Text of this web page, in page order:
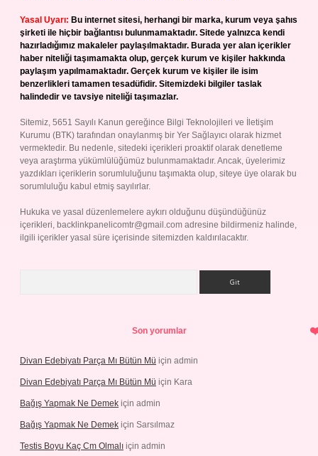
Yasal Uyarı: Bu internet sitesi, herhangi bir marka, kurum veya şahıs
şirketi ile hiçbir bağlantısı bulunmamaktadır. Sitede yalnızca kendi
hazırladığımız makaleler paylaşılmaktadır. Burada yer alan içerikler
haber niteliği taşımamakta olup, gerçek kurum ve kişiler hakkında
paylaşım yapılmamaktadır. Gerçek kurum ve kişiler ile isim
benzerlikleri tamamen tesadüfidir. Sitemizdeki bilgiler taslak
halindedir ve tavsiye niteliği taşımazlar.
Sitemiz, 5651 Sayılı Kanun gereğince Bilgi Teknolojileri ve İletişim
Kurumu (BTK) tarafından onaylanmış bir Yer Sağlayıcı olarak hizmet
vermektedir. Bu nedenle, sitedeki içerikleri proaktif olarak denetleme
veya araştırma yükümlülüğümüz bulunmamaktadır. Ancak, üyelerimiz
yazdıkları içeriklerin sorumluluğunu taşımakta olup, siteye üye olarak bu
sorumluluğu kabul etmiş sayılırlar.
Hukuka ve yasal düzenlemelere aykırı olduğunu düşündüğünüz
içerikleri, backlinkpanelicomtr@gmail.com adresine bildirmeniz halinde,
ilgili içerikler yasal süre içerisinde sitemizden kaldırılacaktır.
Son yorumlar
Divan Edebiyatı Parça Mı Bütün Mü için admin
Divan Edebiyatı Parça Mı Bütün Mü için Kara
Bağış Yapmak Ne Demek için admin
Bağış Yapmak Ne Demek için Sarsılmaz
Testis Boyu Kaç Cm Olmalı için admin